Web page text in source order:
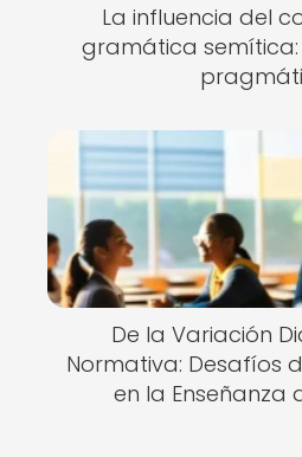
La influencia del
gramática semítica:
De la Variación
Normativa: Desafíos
en la Enseñanza